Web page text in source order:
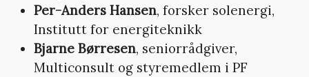
Per-Anders Hansen, forsker solenergi,
Institutt for energiteknikk
Bjarne Børresen, seniorrådgiver,
Multiconsult og styremedlem i PF